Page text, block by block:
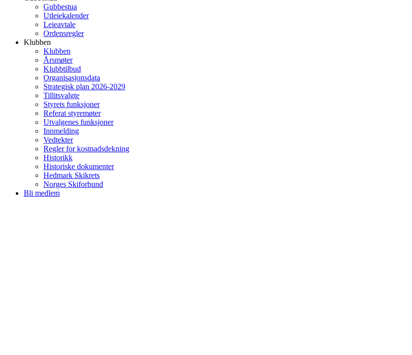
Gubbestua
Utleiekalender
Leieavtale
Ordensregler
Klubben
Klubben
Årsmøter
Klubbtilbud
Organisasjonsdata
Strategisk plan 2026-2029
Tillitsvalgte
Styrets funksjoner
Referat styremøter
Utvalgenes funksjoner
Innmelding
Vedtekter
Regler for kostnadsdekning
Historikk
Historiske dokumenter
Hedmark Skikrets
Norges Skiforbund
Bli medlem